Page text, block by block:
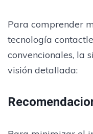
Para comprender
tecnología
convencionales, la
visión detallada: